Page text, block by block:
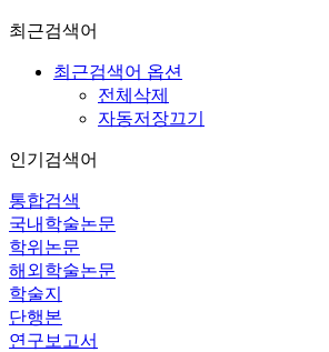
최근검색어
최근검색어 옵션
전체삭제
자동저장끄기
인기검색어
통합검색
국내학술논문
학위논문
해외학술논문
학술지
단행본
연구보고서